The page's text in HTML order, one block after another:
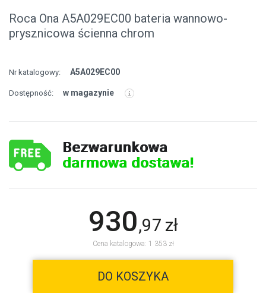
Roca Ona A5A029EC00 bateria wannowo-
prysznicowa ścienna chrom
Nr katalogowy: A5A029EC00
Dostępność: w magazynie
Bezwarunkowa
darmowa dostawa!
930,97 zł
Cena katalogowa: 1 353 zł
DO KOSZYKA